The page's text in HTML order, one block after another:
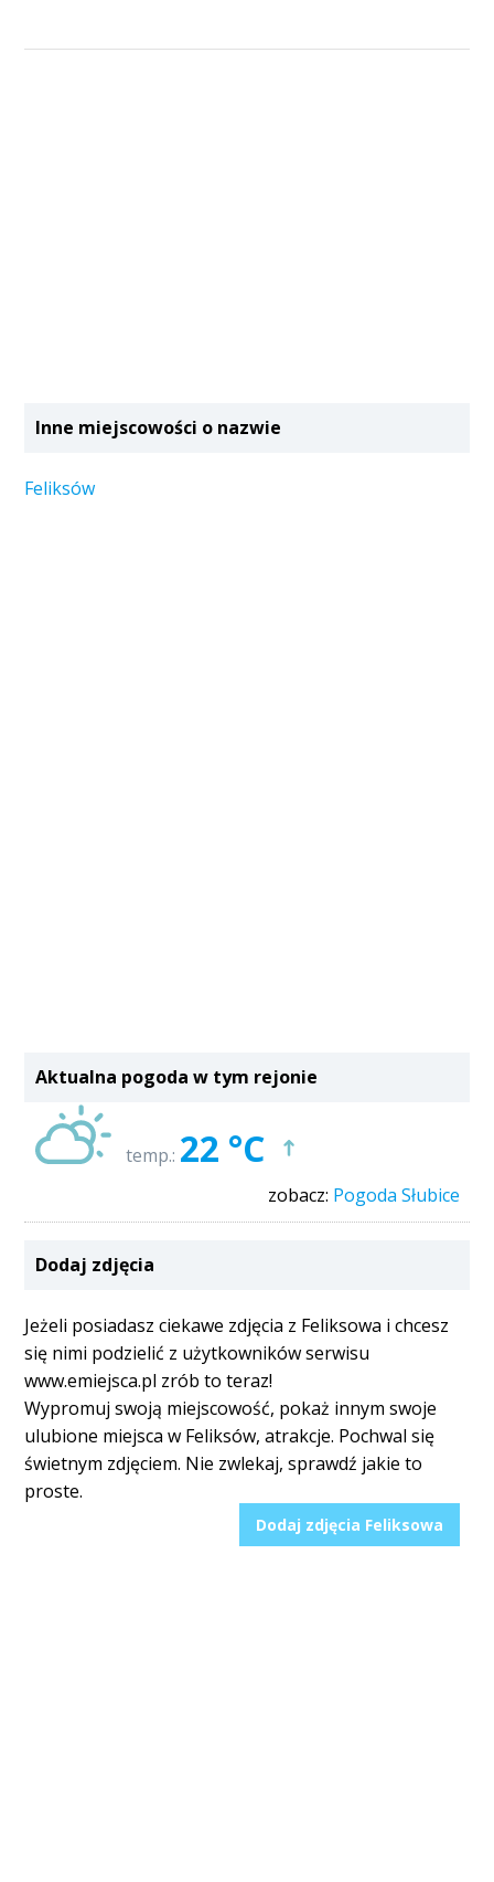
Inne miejscowości o nazwie
Feliksów
Aktualna pogoda w tym rejonie
temp.: 22 °C
zobacz: Pogoda Słubice
Dodaj zdjęcia
Jeżeli posiadasz ciekawe zdjęcia z Feliksowa i chcesz
się nimi podzielić z użytkowników serwisu
www.emiejsca.pl zrób to teraz!
Wypromuj swoją miejscowość, pokaż innym swoje
ulubione miejsca w Feliksów, atrakcje. Pochwal się
świetnym zdjęciem. Nie zwlekaj, sprawdź jakie to
proste.
Dodaj zdjęcia Feliksowa